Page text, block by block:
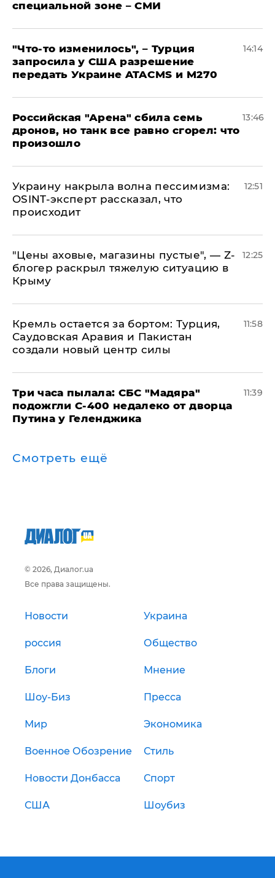
специальной зоне – СМИ
​"Что-то изменилось", – Турция
запросила у США разрешение
передать Украине ATACMS и M270
14:14
​Российская "Арена" сбила семь
дронов, но танк все равно сгорел: что
произошло
13:46
​Украину накрыла волна пессимизма:
OSINT-эксперт рассказал, что
происходит
12:51
​"Цены аховые, магазины пустые", — Z-
блогер раскрыл тяжелую ситуацию в
Крыму
12:25
​Кремль остается за бортом: Турция,
Саудовская Аравия и Пакистан
создали новый центр силы
11:58
Три часа пылала: СБС "Мадяра"
подожгли С-400 недалеко от дворца
Путина у Геленджика
11:39
Смотреть ещё
© 2026, Диалог.ua
Все права защищены.
Новости Украина
россия Общество
Блоги Мнение
Шоу-Биз Пресса
Мир Экономика
Военное Обозрение Стиль
Новости Донбасса Спорт
США Шоубиз